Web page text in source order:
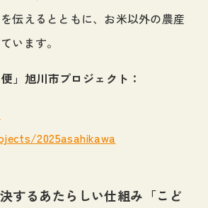
伝えるとともに、お米以外の農産
います。
」旭川市プロジェクト：
2025asahikawa
するあたらしい仕組み「こど